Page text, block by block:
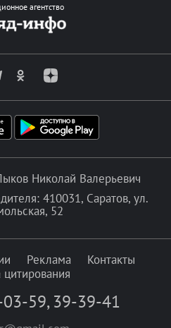
агентство
Николай Валерьевич
410031, Саратов, ул.
52
Реклама
Контакты
59, 39-39-41